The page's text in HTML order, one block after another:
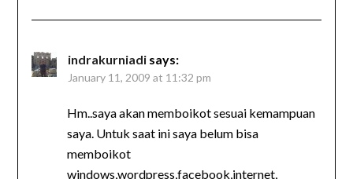
indrakurniadi says:
January 11, 2009 at 11:32 pm
Hm..saya akan memboikot sesuai kemampuan
saya. Untuk saat ini saya belum bisa
memboikot
windows,wordpress,facebook,internet,